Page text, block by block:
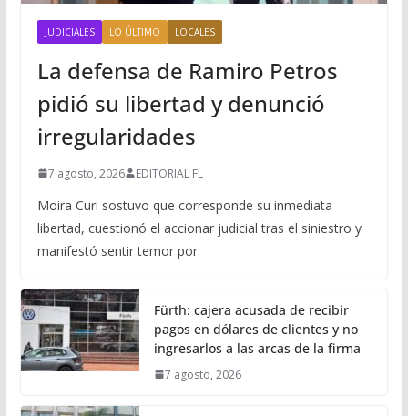
JUDICIALES LO ÚLTIMO LOCALES
La defensa de Ramiro Petros
pidió su libertad y denunció
irregularidades
7 agosto, 2026 EDITORIAL FL
Moira Curi sostuvo que corresponde su inmediata
libertad, cuestionó el accionar judicial tras el siniestro y
manifestó sentir temor por
Fürth: cajera acusada de recibir
pagos en dólares de clientes y no
ingresarlos a las arcas de la firma
7 agosto, 2026